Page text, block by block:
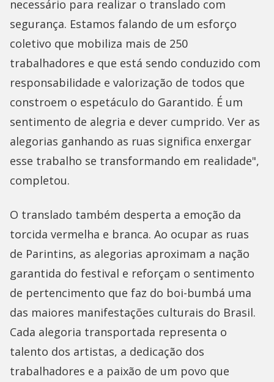
necessário para realizar o translado com
segurança. Estamos falando de um esforço
coletivo que mobiliza mais de 250
trabalhadores e que está sendo conduzido com
responsabilidade e valorização de todos que
constroem o espetáculo do Garantido. É um
sentimento de alegria e dever cumprido. Ver as
alegorias ganhando as ruas significa enxergar
esse trabalho se transformando em realidade",
completou.
O translado também desperta a emoção da
torcida vermelha e branca. Ao ocupar as ruas
de Parintins, as alegorias aproximam a nação
garantida do festival e reforçam o sentimento
de pertencimento que faz do boi-bumbá uma
das maiores manifestações culturais do Brasil.
Cada alegoria transportada representa o
talento dos artistas, a dedicação dos
trabalhadores e a paixão de um povo que